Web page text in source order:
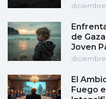
diciembre
de
Joven
diciembre
El
Fuego